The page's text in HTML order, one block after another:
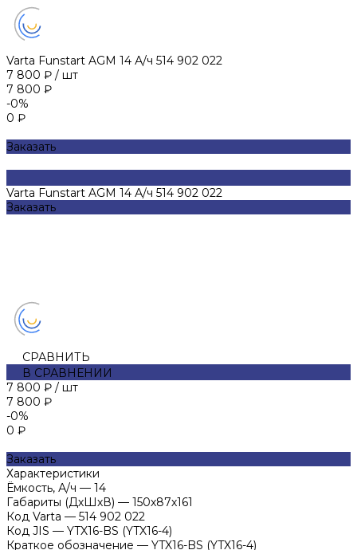
Varta Funstart AGM 14 А/ч 514 902 022
7 800 ₽ / шт
7 800 ₽
-0%
0 ₽
Заказать
Varta Funstart AGM 14 А/ч 514 902 022
Заказать
СРАВНИТЬ
В СРАВНЕНИИ
7 800 ₽ / шт
7 800 ₽
-0%
0 ₽
Заказать
Характеристики
Ёмкость, А/ч — 14
Габариты (ДхШхВ) — 150х87х161
Код Varta — 514 902 022
Код JIS — YTX16-BS (YTX16-4)
Краткое обозначение — YTX16-BS (YTX16-4)